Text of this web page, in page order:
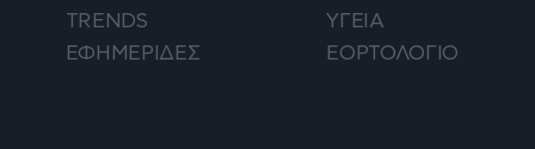
TRENDS
ΥΓΕΙΑ
ΕΦΗΜΕΡΙΔΕΣ
ΕΟΡΤΟΛΟΓΙΟ